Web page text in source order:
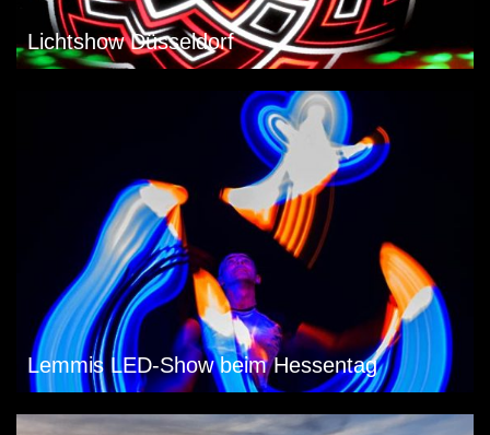
Lichtshow Düsseldorf
Lemmis LED-Show beim Hessentag